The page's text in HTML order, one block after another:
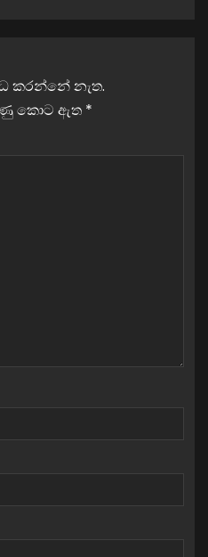
කරන්නේ නැත.
කොට ඇත *